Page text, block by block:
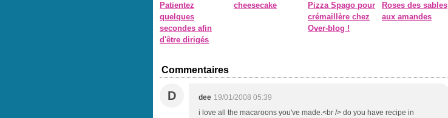
Patientez
quelques
secondes afin
d'être dirigés
cheesecake
Pizza Spago pour
crémaillère chez
Over-blog !
Roses des sables
aux amandes
Commentaires
D dee 19/01/2008 05:39
i love all the macaroons you've made.<br /> do you have recipe in